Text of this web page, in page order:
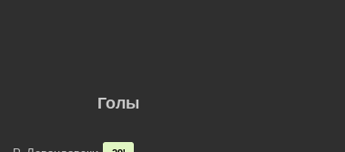
Голы